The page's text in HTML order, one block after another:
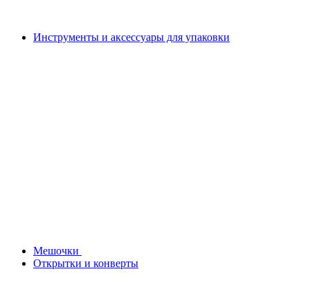
Инструменты и аксессуары для упаковки
Мешочки
Открытки и конверты